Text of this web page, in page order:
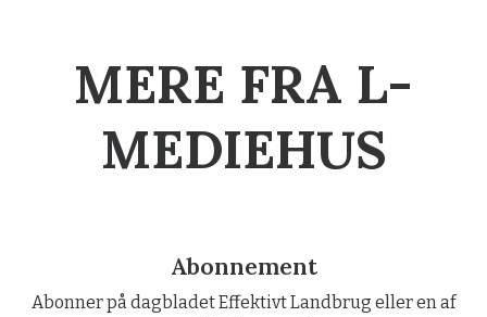
MERE FRA L-
MEDIEHUS
Abonnement
Abonner på dagbladet Effektivt Landbrug eller en af